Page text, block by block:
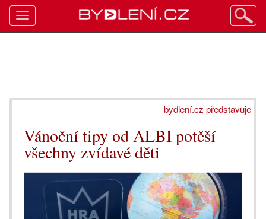
bydlení.cz představuje
Vánoční tipy od ALBI potěší
všechny zvídavé děti
Toggle
navigation